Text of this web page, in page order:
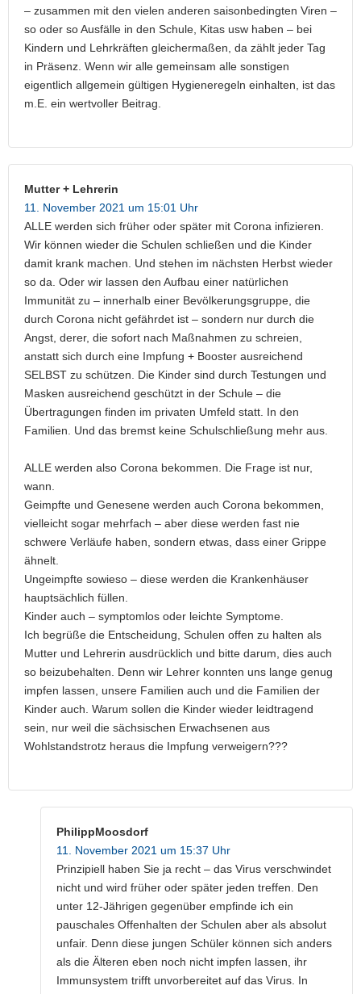
– zusammen mit den vielen anderen saisonbedingten Viren –
so oder so Ausfälle in den Schule, Kitas usw haben – bei
Kindern und Lehrkräften gleichermaßen, da zählt jeder Tag
in Präsenz. Wenn wir alle gemeinsam alle sonstigen
eigentlich allgemein gültigen Hygieneregeln einhalten, ist das
m.E. ein wertvoller Beitrag.
Mutter + Lehrerin
11. November 2021 um 15:01 Uhr
ALLE werden sich früher oder später mit Corona infizieren.
Wir können wieder die Schulen schließen und die Kinder
damit krank machen. Und stehen im nächsten Herbst wieder
so da. Oder wir lassen den Aufbau einer natürlichen
Immunität zu – innerhalb einer Bevölkerungsgruppe, die
durch Corona nicht gefährdet ist – sondern nur durch die
Angst, derer, die sofort nach Maßnahmen zu schreien,
anstatt sich durch eine Impfung + Booster ausreichend
SELBST zu schützen. Die Kinder sind durch Testungen und
Masken ausreichend geschützt in der Schule – die
Übertragungen finden im privaten Umfeld statt. In den
Familien. Und das bremst keine Schulschließung mehr aus.
ALLE werden also Corona bekommen. Die Frage ist nur,
wann.
Geimpfte und Genesene werden auch Corona bekommen,
vielleicht sogar mehrfach – aber diese werden fast nie
schwere Verläufe haben, sondern etwas, dass einer Grippe
ähnelt.
Ungeimpfte sowieso – diese werden die Krankenhäuser
hauptsächlich füllen.
Kinder auch – symptomlos oder leichte Symptome.
Ich begrüße die Entscheidung, Schulen offen zu halten als
Mutter und Lehrerin ausdrücklich und bitte darum, dies auch
so beizubehalten. Denn wir Lehrer konnten uns lange genug
impfen lassen, unsere Familien auch und die Familien der
Kinder auch. Warum sollen die Kinder wieder leidtragend
sein, nur weil die sächsischen Erwachsenen aus
Wohlstandstrotz heraus die Impfung verweigern???
PhilippMoosdorf
11. November 2021 um 15:37 Uhr
Prinzipiell haben Sie ja recht – das Virus verschwindet
nicht und wird früher oder später jeden treffen. Den
unter 12-Jährigen gegenüber empfinde ich ein
pauschales Offenhalten der Schulen aber als absolut
unfair. Denn diese jungen Schüler können sich anders
als die Älteren eben noch nicht impfen lassen, ihr
Immunsystem trifft unvorbereitet auf das Virus. In